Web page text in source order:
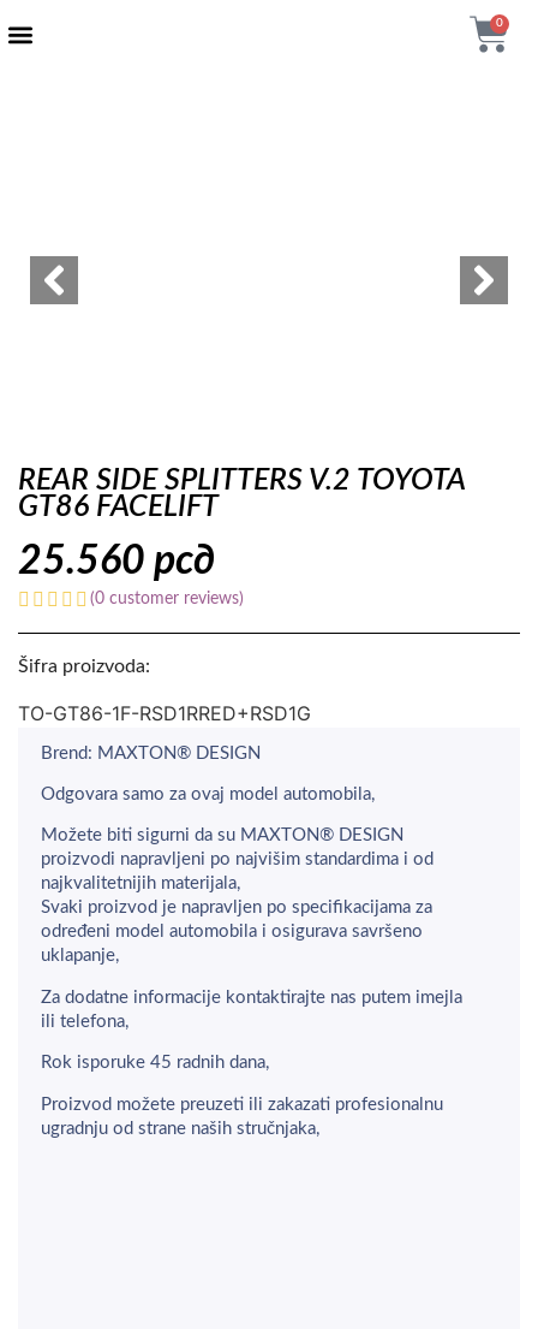
0
REAR SIDE SPLITTERS V.2 TOYOTA
GT86 FACELIFT
25.560 рсд
(0 customer reviews)
Šifra proizvoda:
TO-GT86-1F-RSD1RRED+RSD1G
Brend: MAXTON® DESIGN
Odgovara samo za ovaj model automobila,
Možete biti sigurni da su MAXTON® DESIGN
proizvodi napravljeni po najvišim standardima i od
najkvalitetnijih materijala,
Svaki proizvod je napravljen po specifikacijama za
određeni model automobila i osigurava savršeno
uklapanje,
Za dodatne informacije kontaktirajte nas putem imejla
ili telefona,
Rok isporuke 45 radnih dana,
Proizvod možete preuzeti ili zakazati profesionalnu
ugradnju od strane naših stručnjaka,